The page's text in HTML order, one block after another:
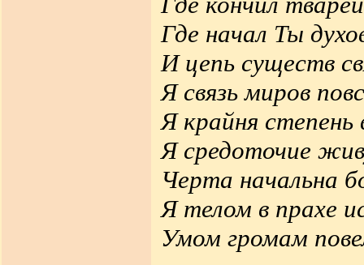
Где начал Ты
И цепь существ
Я связь миров
Я крайня
Я средоточие
Черта начальна
Я телом в прахе
Умом громам